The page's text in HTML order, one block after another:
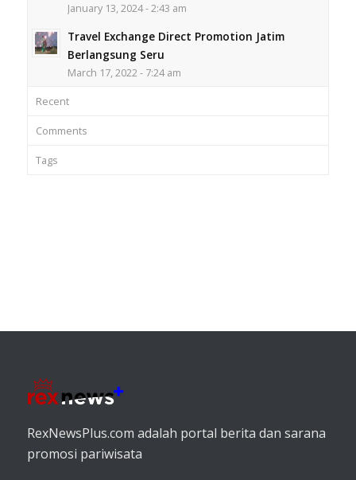
January 13, 2024 - 2:43 am
Travel Exchange Direct Promotion Jatim
Berlangsung Seru
March 17, 2022 - 7:24 am
Recent
Comments
Tags
RexNewsPlus.com adalah portal berita dan sarana
promosi pariwisata